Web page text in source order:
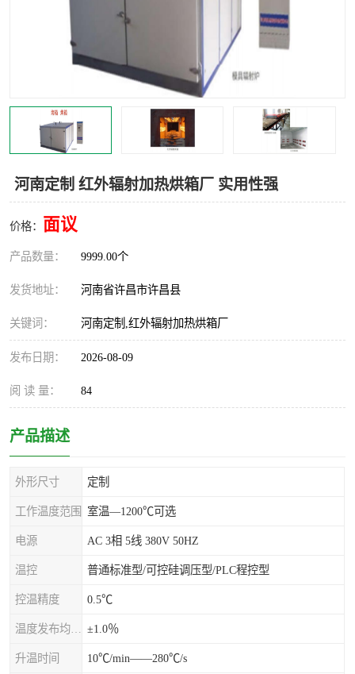
河南定制 红外辐射加热烘箱厂 实用性强
价格： 面议
产品数量： 9999.00个
发货地址： 河南省许昌市许昌县
关键词： 河南定制,红外辐射加热烘箱厂
发布日期： 2026-08-09
阅 读 量： 84
产品描述
外形尺寸 定制
工作温度范围 室温—1200℃可选
电源 AC 3相 5线 380V 50HZ
温控 普通标准型/可控硅调压型/PLC程控型
控温精度 0.5℃
±1.0％
升温时间 10℃/min——280℃/s
高温涂料 红外加热控制器
热环境试验设备
定波长红外辐射加热器
快速红外辐射聚焦炉